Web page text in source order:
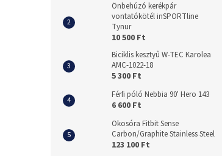
Önbehúzó kerékpár
vontatókötél inSPORTline
Tynur
10 500 Ft
Biciklis kesztyű W-TEC Karolea
AMC-1022-18
5 300 Ft
Férfi póló Nebbia 90' Hero 143
6 600 Ft
Okosóra Fitbit Sense
Carbon/Graphite Stainless Steel
123 100 Ft